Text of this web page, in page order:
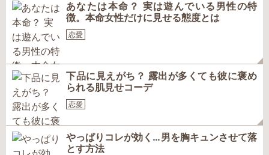
あなたは本命？ 実は遊んでいる男性の特
徴。本命女性だけに見せる態度とは
恋愛
下品に見えがち？ 露出が多くても彼に褒め
られる肌見せコーデ
恋愛
やっぱりコレが効く…男を胸キュンさせて落
とす方法